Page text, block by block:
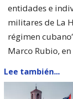
entidades e
militares de La
régimen
Marco Rubio,
Lee también...